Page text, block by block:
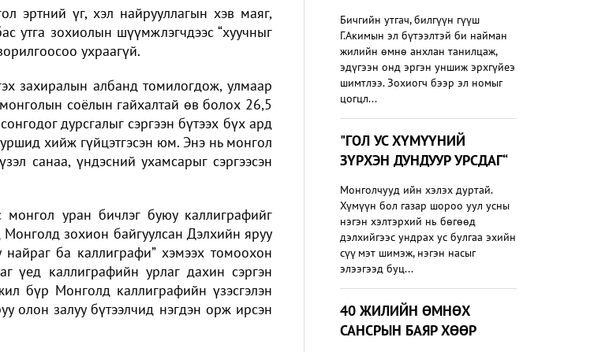
эртний үг, хэл найрууллагын хэв маяг,
утга зохиолын шүүмжлэгчдээс “хуучныг
ухраагүй.
захиралын албанд томилогдож, улмаар
соёлын гайхалтай өв болох 26,5
дурсгалыг сэргээн бүтээх бүх ард
хийж гүйцэтгэсэн юм. Энэ нь монгол
санаа, үндэсний ухамсарыг сэргээсэн
уран бичлэг буюу каллиграфийг
зохион байгуулсан Дэлхийн яруу
ба каллиграфи” хэмээх томоохон
үед каллиграфийн урлаг дахин сэргэн
бүр Монголд каллиграфийн үзэсгэлэн
олон залуу бүтээлчид нэгдэн орж ирсэн
Бичгийн утгач, билгүүн гүүш
Г.Акимын эл бүтээлтэй би найман
жилийн өмнө анхлан танилцаж,
эдүгээн онд эргэн уншиж эрхгүйеэ
шимтлээ. Зохиогч бээр эл номыг
цогцл...
"ГОЛ УС ХҮМҮҮНИЙ
ЗҮРХЭН ДУНДУУР УРСДАГ“
Монголчууд ийн хэлэх дуртай.
Хүмүүн бол газар шороо уул усны
нэгэн хэлтэрхий нь бөгөөд
дэлхийгээс ундрах ус булгаа эхийн
сүү мэт шимэж, нэгэн насыг
элээгээд буц...
40 ЖИЛИЙН ӨМНӨХ
САНСРЫН БАЯР ХӨӨР